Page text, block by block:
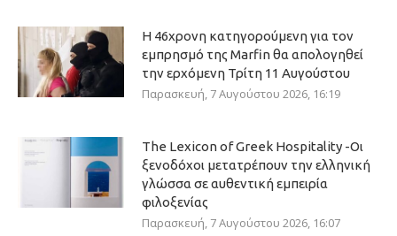
Η 46χρονη κατηγορούμενη για τον
εμπρησμό της Marfin θα απολογηθεί
την ερχόμενη Τρίτη 11 Αυγούστου
Παρασκευή, 7 Αυγούστου 2026, 16:19
The Lexicon of Greek Hospitality -Οι
ξενοδόχοι μετατρέπουν την ελληνική
γλώσσα σε αυθεντική εμπειρία
φιλοξενίας
Παρασκευή, 7 Αυγούστου 2026, 16:07